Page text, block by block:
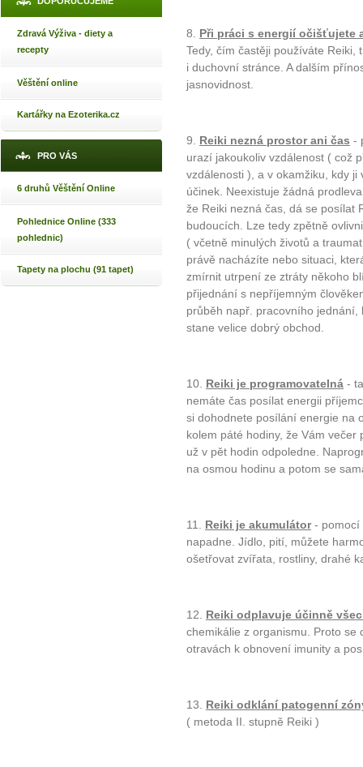
Zdravá Výživa - diety a
recepty
Věštění online
Kartářky na Ezoterika.cz
PRO VÁS
6 druhů Věštění Online
Pohlednice Online (333
pohlednic)
Tapety na plochu (91 tapet)
8. Při práci s energií očišťujete
Tedy, čím častěji používáte
i duchovní stránce. A dalším
jasnovidnost.
9. Reiki nezná prostor ani čas -
urazí jakoukoliv vzdálenost ( což
vzdálenosti ), a v okamžiku, kdy
účinek. Neexistuje žádná
že Reiki nezná čas, dá se posílat
budoucích. Lze tedy zpětně
( včetně minulých životů a
právě nacházíte nebo situaci,
zmírnit utrpení ze ztráty někoho
přijednání s nepříjemným
průběh např. pracovního
stane velice dobrý obchod.
10. Reiki je programovatelná -
nemáte čas posílat energii
si dohodnete posílání energie na
kolem páté hodiny, že Vám
už v pět hodin odpoledne.
na osmou hodinu a potom se
11. Reiki je akumulátor- pomocí
napadne. Jídlo, pití, můžete
ošetřovat zvířata, rostliny, drahé
12. Reiki odplavuje účinně
chemikálie z organismu. Proto
otravách k obnovení imunity a
13. Reiki odklání patogenní
( metoda II. stupně Reiki )